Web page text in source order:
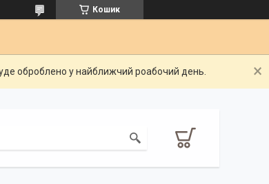
Кошик
оброблено у найближчий роабочий день.